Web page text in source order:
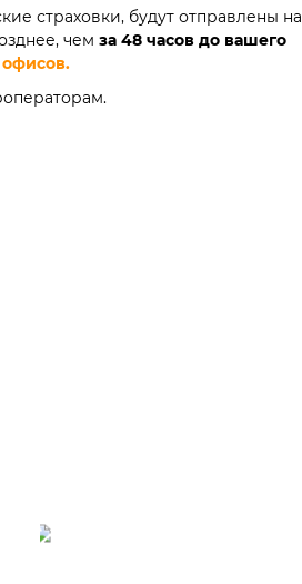
страховки, будут отправлены на
чем за 48 часов до вашего